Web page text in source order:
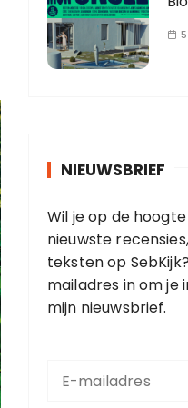
NIEUWSBRIEF
Wil je op de
nieuwste
teksten op
mailadres in om je
mijn nieuwsbrief.